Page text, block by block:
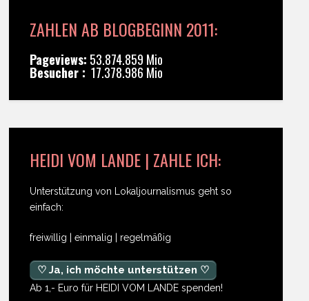
ZAHLEN AB BLOGBEGINN 2011:
Pageviews: 53.874.859 Mio
Besucher : 17.378.986 Mio
HEIDI VOM LANDE | ZAHLE ICH:
Unterstützung von Lokaljournalismus geht so
einfach:
freiwillig | einmalig | regelmäßig
♡ Ja, ich möchte unterstützen ♡
Ab 1,- Euro für HEIDI VOM LANDE spenden!